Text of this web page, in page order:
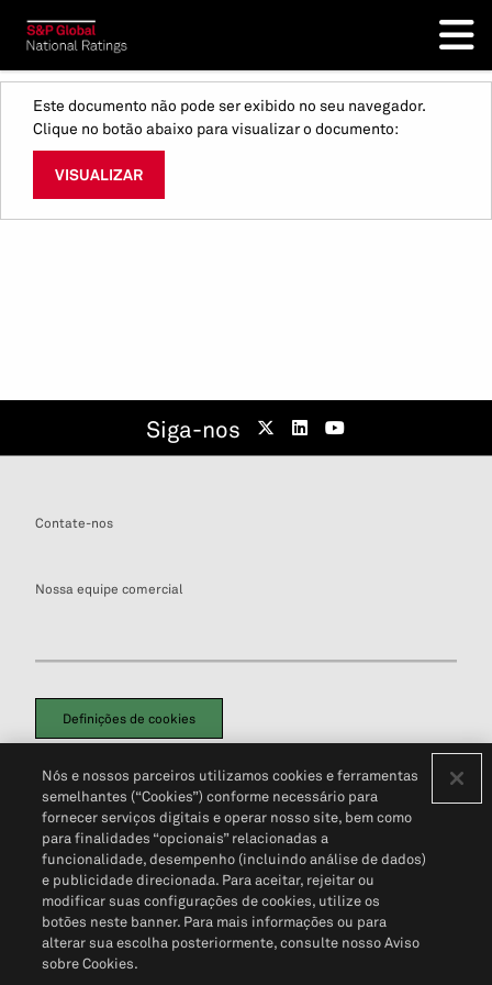
Este documento não pode ser exibido no seu navegador.
Clique no botão abaixo para visualizar o documento:
VISUALIZAR
Siga-nos
Contate-nos
Nossa equipe comercial
Definições de cookies
Política de PrivacidadePortal de privacidade do cliente (em inglês)
Não Venda Minhas Informações Pessoais© 2026 S&P Global
Nós e nossos parceiros utilizamos cookies e ferramentas
semelhantes (“Cookies”) conforme necessário para
fornecer serviços digitais e operar nosso site, bem como
para finalidades “opcionais” relacionadas a
funcionalidade, desempenho (incluindo análise de dados)
e publicidade direcionada. Para aceitar, rejeitar ou
modificar suas configurações de cookies, utilize os
botões neste banner. Para mais informações ou para
alterar sua escolha posteriormente, consulte nosso Aviso
sobre Cookies.